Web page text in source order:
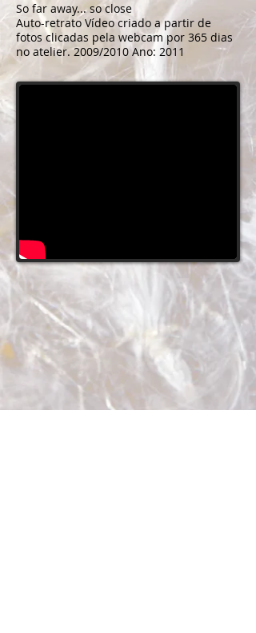
So far away... so close
Auto-retrato Vídeo criado a partir de
fotos clicadas pela webcam por 365 dias
no atelier. 2009/2010 Ano: 2011